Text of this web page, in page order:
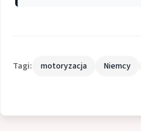
Tagi: motoryzacja Niemcy